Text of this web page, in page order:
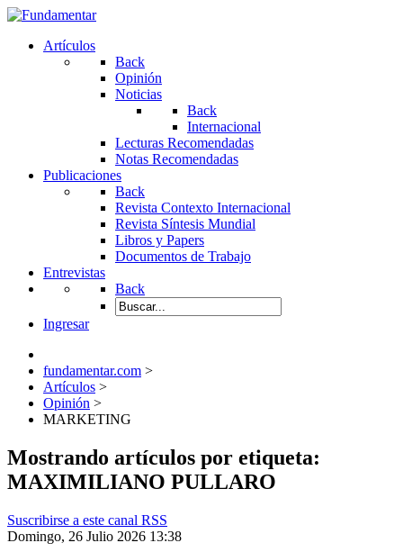
Artículos
Back
Opinión
Noticias
Back
Internacional
Lecturas Recomendadas
Notas Recomendadas
Publicaciones
Back
Revista Contexto Internacional
Revista Síntesis Mundial
Libros y Papers
Documentos de Trabajo
Entrevistas
Back
Ingresar
fundamentar.com >
Artículos >
Opinión >
MARKETING
Mostrando artículos por etiqueta:
MAXIMILIANO PULLARO
Suscribirse a este canal RSS
Domingo, 26 Julio 2026 13:38